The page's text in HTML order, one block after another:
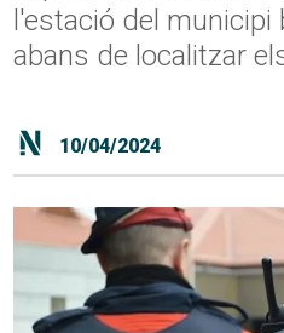
l'estació del municipi
abans de localitzar
10/04/2024